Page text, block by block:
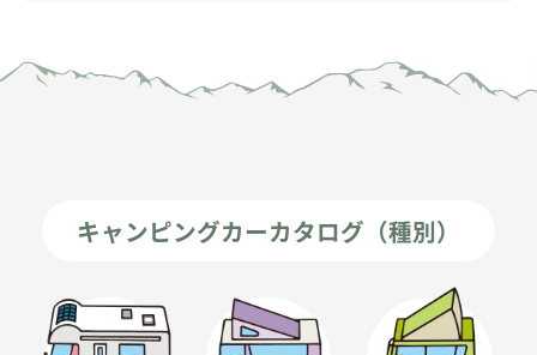
キャンピングカーカタログ（種別）